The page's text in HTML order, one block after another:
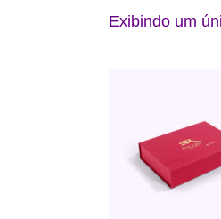
Exibindo um